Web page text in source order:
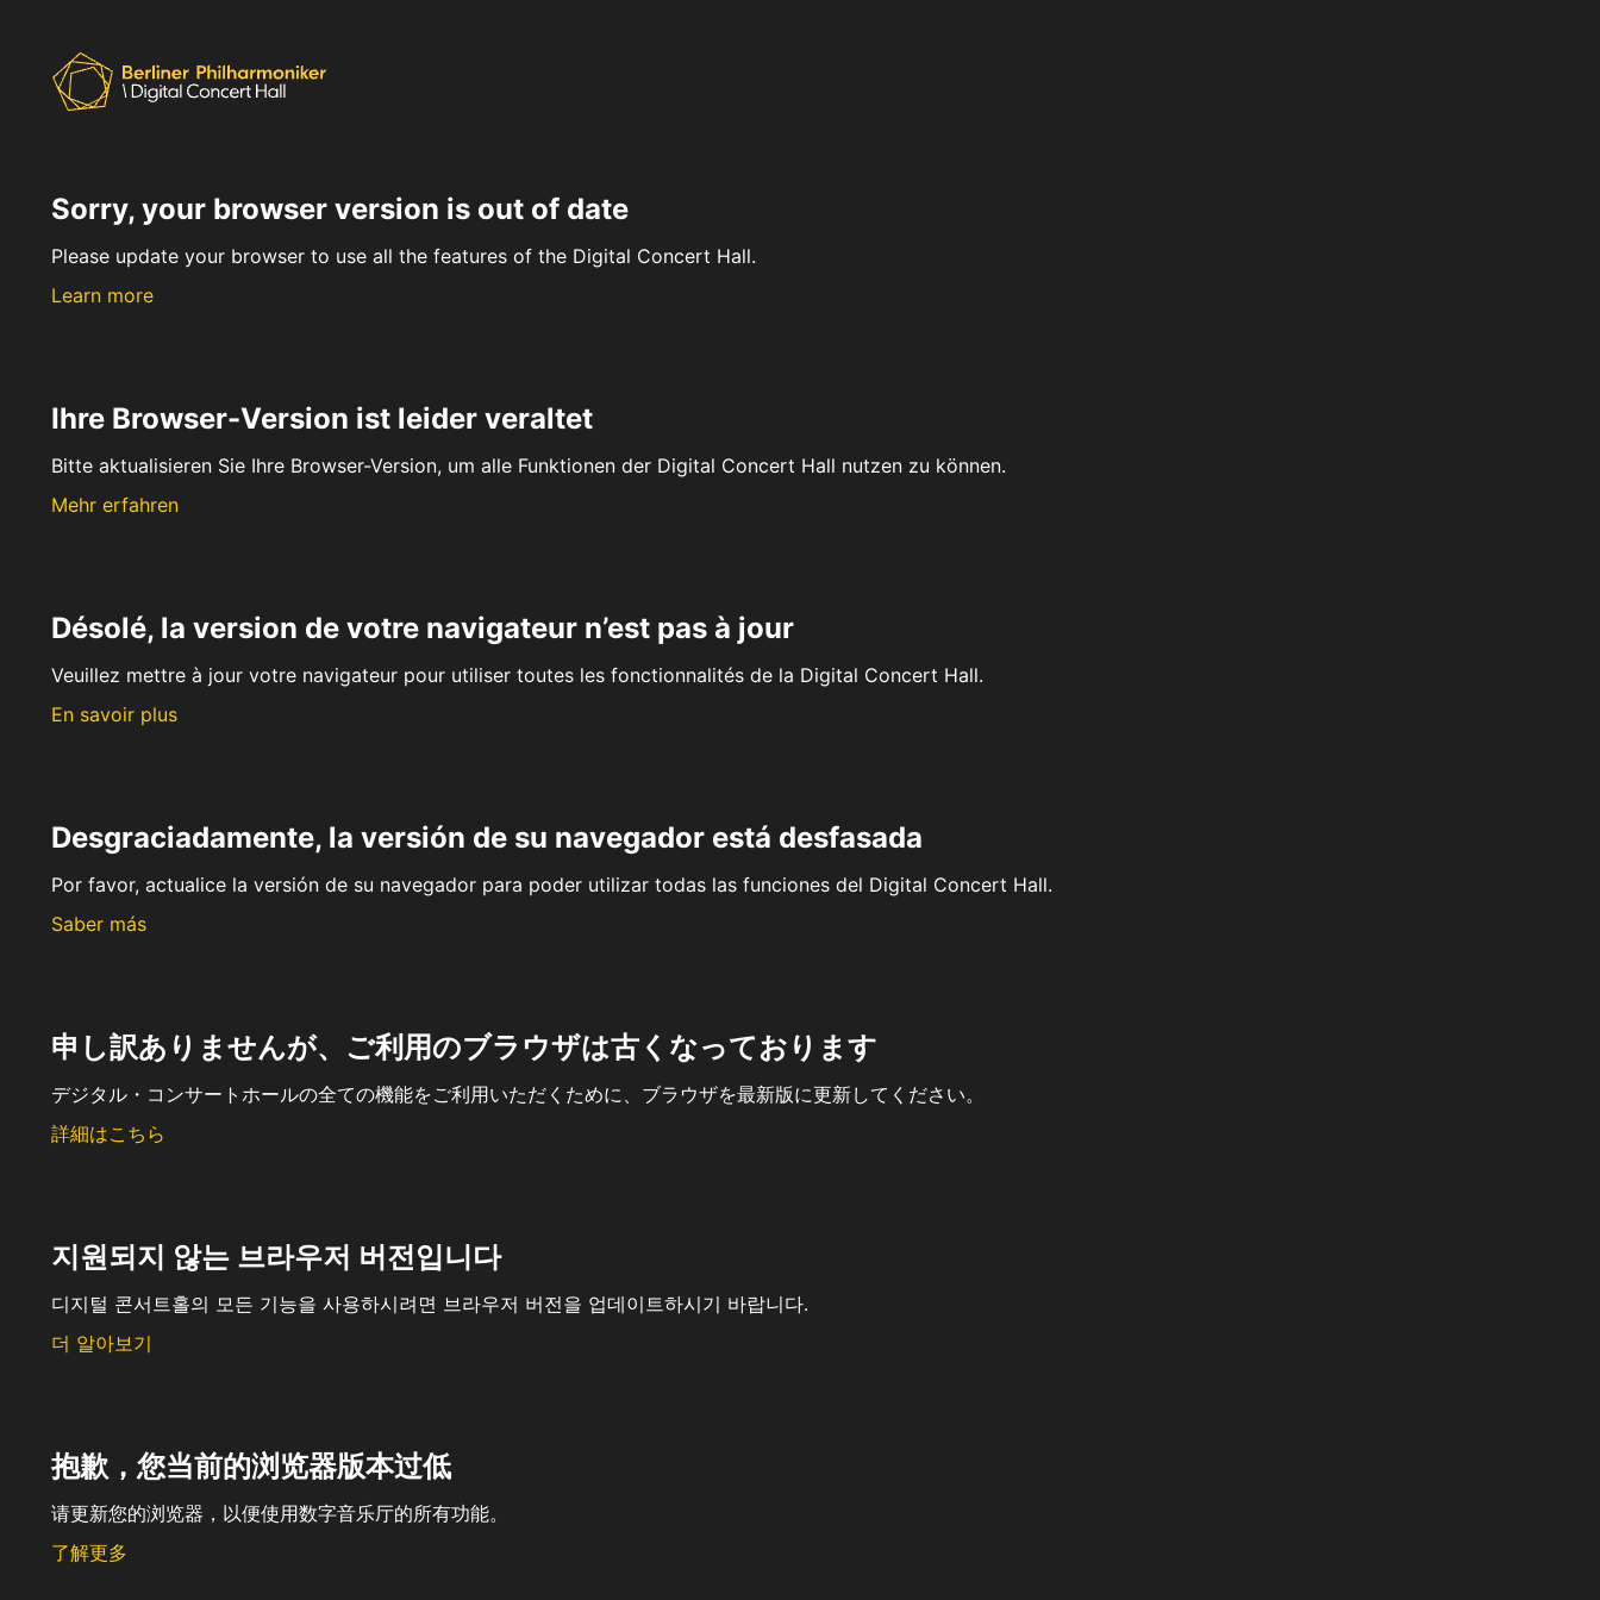
Sorry, your browser version is out of date
Please update your browser to use all the features of the Digital Concert Hall.
Learn more
Ihre Browser-Version ist leider veraltet
Bitte aktualisieren Sie Ihre Browser-Version, um alle Funktionen der Digital Concert Hall nutzen zu können.
Mehr erfahren
Désolé, la version de votre navigateur n’est pas à jour
Veuillez mettre à jour votre navigateur pour utiliser toutes les fonctionnalités de la Digital Concert Hall.
En savoir plus
Desgraciadamente, la versión de su navegador está desfasada
Por favor, actualice la versión de su navegador para poder utilizar todas las funciones del Digital Concert Hall.
Saber más
申し訳ありませんが、ご利用のブラウザは古くなっております
デジタル・コンサートホールの全ての機能をご利用いただくために、ブラウザを最新版に更新してください。
詳細はこちら
지원되지 않는 브라우저 버전입니다
디지털 콘서트홀의 모든 기능을 사용하시려면 브라우저 버전을 업데이트하시기 바랍니다.
더 알아보기
抱歉，您当前的浏览器版本过低
请更新您的浏览器，以便使用数字音乐厅的所有功能。
了解更多